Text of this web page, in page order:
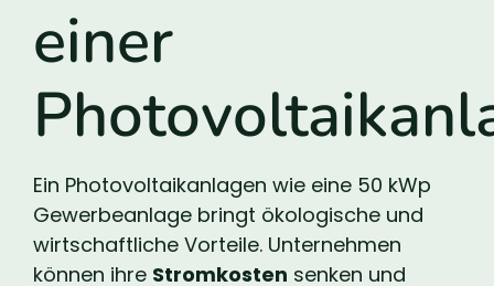
einer
Ein Photovoltaikanlagen wie eine 50 kWp
Gewerbeanlage bringt ökologische und
wirtschaftliche Vorteile. Unternehmen
können ihre Stromkosten senken und